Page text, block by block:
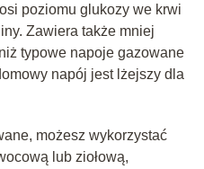
poziomu glukozy we krwi
Zawiera także mniej
typowe napoje gazowane
napój jest lżejszy dla
możesz wykorzystać
lub ziołową,